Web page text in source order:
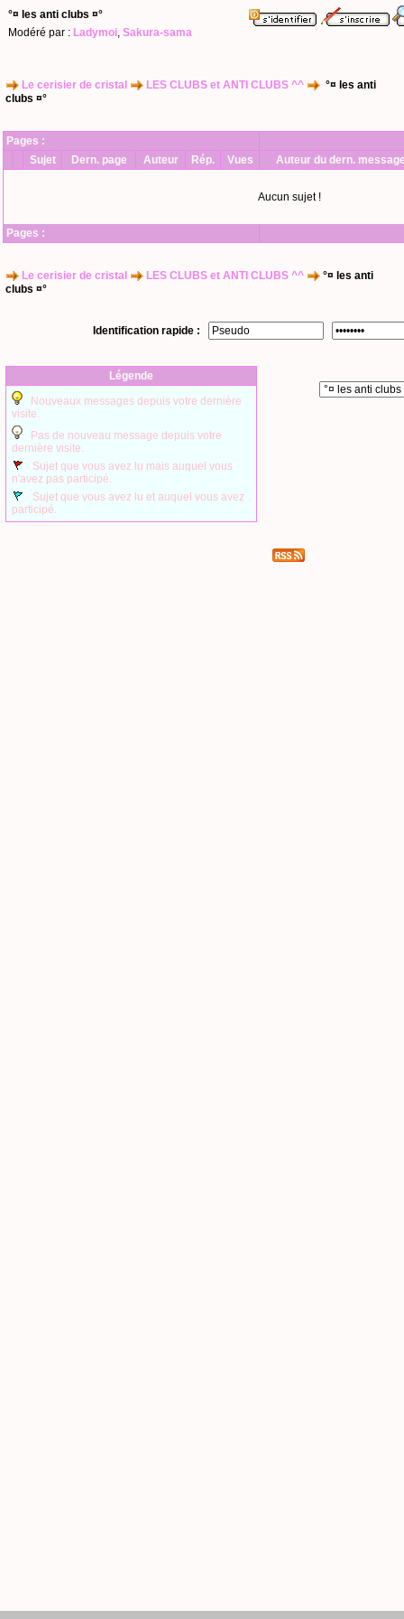
°¤ les anti clubs ¤°
Modéré par : Ladymoi, Sakura-sama
Le cerisier de cristal LES CLUBS et ANTI CLUBS ^^
°¤ les anti
clubs ¤°
Pages :
Sujet
Dern. page Auteur Rép. Vues Auteur du dern.
Aucun sujet !
Pages :
Le cerisier de cristal LES CLUBS et ANTI CLUBS ^^
°¤ les anti
clubs ¤°
Identification rapide :
Légende
Nouveaux messages depuis votre dernière
visite.
Pas de nouveau message depuis votre
dernière visite.
Sujet que vous avez lu mais auquel vous
n'avez pas participé.
Sujet que vous avez lu et auquel vous avez
participé.